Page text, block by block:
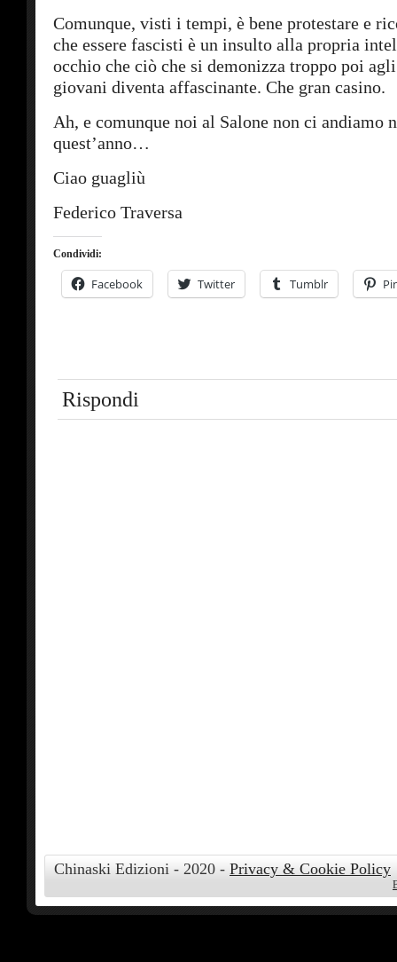
Comunque, visti i tempi, è bene protestare e
che essere fascisti è un insulto alla propria
occhio che ciò che si demonizza troppo poi
giovani diventa affascinante. Che gran casino.
Ah, e comunque noi al Salone non ci andiamo
quest’anno…
Ciao guagliù
Federico Traversa
Condividi:
Facebook Twitter Tumblr
Rispondi
Chinaski Edizioni - 2020 - Privacy & Cookie Policy